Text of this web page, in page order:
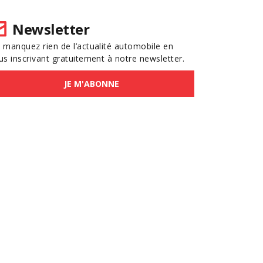
Newsletter
manquez rien de l’actualité automobile en
inscrivant gratuitement à notre newsletter.
JE M'ABONNE